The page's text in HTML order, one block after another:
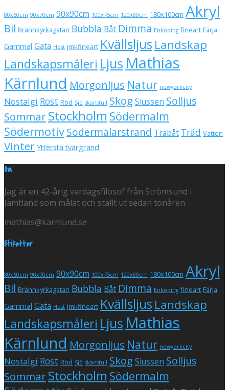
80x60cm 90x70cm 90x90cm 100x75cm 120x80cm 180x100cm Akryl
Bil Brännkyrkagatan Bubbla Båt Dimma Enköping fineart Färja
Gammal Gata Höst jmkfineart Kvällsljus Landskap
Landskapsmåleri Ljus Mathias
Kärnlund Morgonljus Natur newyorkcity
Nostalgi Rost Röd Sjö skanstull Skog Slussen Solljus
SommarStockholm Södermalm
SödermotivSödermälarstrand Träbåt Träd Vatten
Vinter Yttersta tvärgränd
Om
Jag är en 42-årig vardagsfilosof från Strömsund i
Jämtland som målat och ställt ut sedan tonåren.
mathias@karnlund.se
Etiketter
80x60cm 90x70cm 90x90cm 100x75cm 120x80cm 180x100cm Akryl
Bil Brännkyrkagatan Bubbla Båt Dimma Enköping fineart Färja
Gammal Gata Höst jmkfineart Kvällsljus Landskap
Landskapsmåleri Ljus Mathias
Kärnlund Morgonljus Natur newyorkcity
Nostalgi Rost Röd Sjö skanstull Skog Slussen Solljus
SommarStockholm Södermalm